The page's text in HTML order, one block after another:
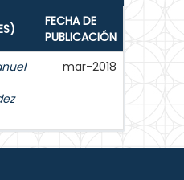
FECHA DE
PUBLICACIÓN
mar-2018